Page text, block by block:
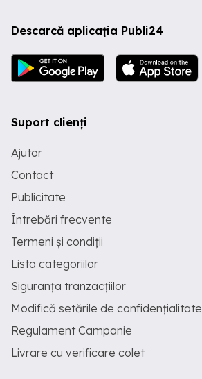
Descarcă aplicația Publi24
Suport clienți
Ajutor
Contact
Publicitate
Întrebări frecvente
Termeni și condiții
Lista categoriilor
Siguranța tranzacțiilor
Modifică setările de confidențialitate
Regulament Campanie
Livrare cu verificare colet